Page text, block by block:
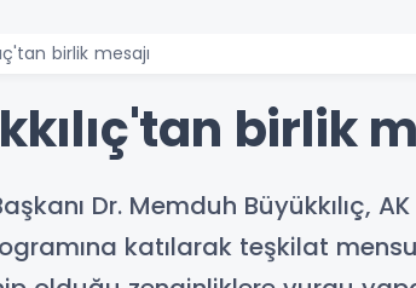
birlik mesajı
birlik
Dr. Memduh Büyükkılıç,
katılarak teşkilat